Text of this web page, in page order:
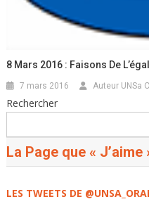
8 Mars 2016 : Faisons De
7 mars 2016 Auteur UNSa
Rechercher
La Page que «
LES TWEETS DE